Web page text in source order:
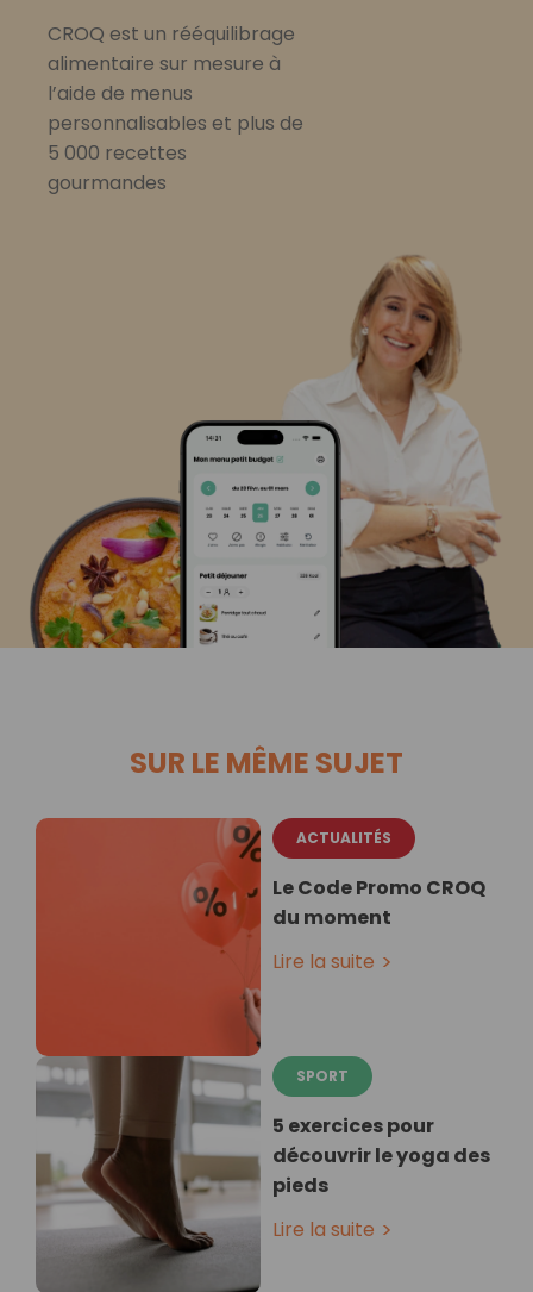
CROQ est un rééquilibrage
alimentaire sur mesure à
l’aide de menus
personnalisables et plus de
5 000 recettes
gourmandes
SUR LE MÊME SUJET
ACTUALITÉS
Le Code Promo CROQ
du moment
Lire la suite
SPORT
5 exercices pour
découvrir le yoga des
pieds
Lire la suite